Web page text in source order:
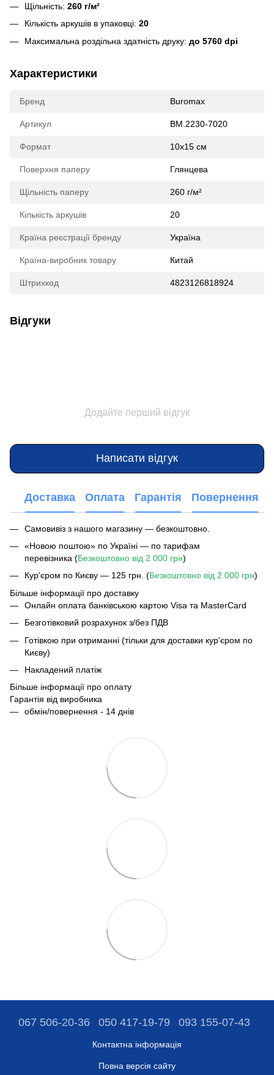
Щільність: 260 г/м²
Кількість аркушів в упаковці: 20
Максимальна роздільна здатність друку: до 5760 dpi
Характеристики
Бренд Buromax
Артикул BM.2230-7020
Формат 10х15 см
Поверхня паперу Глянцева
Щільність паперу 260 г/м²
Кількість аркушів 20
Країна реєстрації бренду Україна
Країна-виробник товару Китай
Штрихкод 4823126818924
Відгуки
Додайте перший відгук
Написати відгук
Доставка Оплата Гарантія Повернення
Самовивіз з нашого магазину — безкоштовно.
«Новою поштою» по Україні — по тарифам
перевізника (Безкоштовно від 2 000 грн)
Кур'єром по Києву — 125 грн. (Безкоштовно від 2 000 грн)
Більше інформації про доставку
Онлайн оплата банківською картою Visa та MasterCard
Безготівковий розрахунок з/без ПДВ
Готівкою при отриманні (тільки для доставки кур'єром по
Києву)
Накладений платіж
Більше інформації про оплату
Гарантія від виробника
обмін/повернення - 14 днів
067 506-20-36 050 417-19-79 093 155-07-43
Контактна інформація
Повна версія сайту